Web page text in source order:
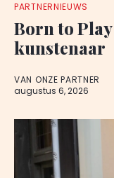
PARTNERNIEUWS
Born to
kunstenaar
VAN ONZE PARTNER
augustus 6, 2026